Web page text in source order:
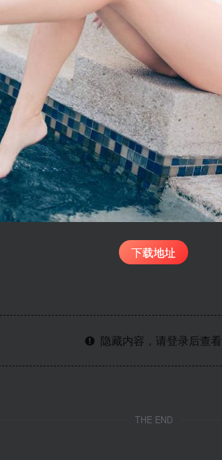
下载地址
隐藏内容，请登录后查看
THE END